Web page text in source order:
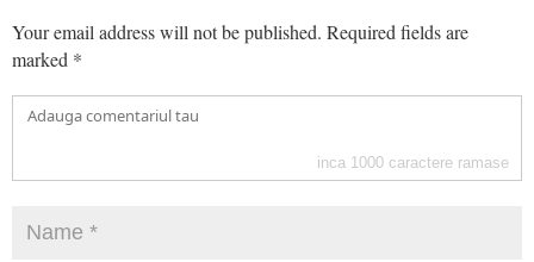
Your email address will not be published. Required fields are
marked *
inca 1000 caractere ramase